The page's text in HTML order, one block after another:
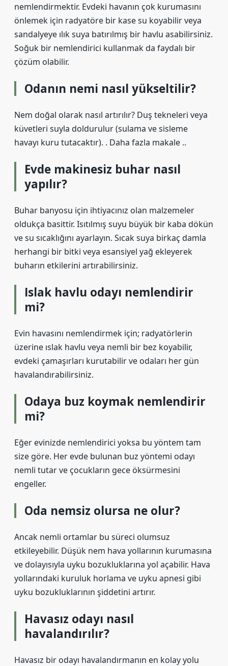
nemlendirmektir. Evdeki havanın çok kurumasını
önlemek için radyatöre bir kase su koyabilir veya
sandalyeye ılık suya batırılmış bir havlu asabilirsiniz.
Soğuk bir nemlendirici kullanmak da faydalı bir
çözüm olabilir.
Odanın nemi nasıl yükseltilir?
Nem doğal olarak nasıl artırılır? Duş tekneleri veya
küvetleri suyla doldurulur (sulama ve sisleme
havayı kuru tutacaktır). . Daha fazla makale ..
Evde makinesiz buhar nasıl
yapılır?
Buhar banyosu için ihtiyacınız olan malzemeler
oldukça basittir. Isıtılmış suyu büyük bir kaba dökün
ve su sıcaklığını ayarlayın. Sıcak suya birkaç damla
herhangi bir bitki veya esansiyel yağ ekleyerek
buharın etkilerini artırabilirsiniz.
Islak havlu odayı nemlendirir
mi?
Evin havasını nemlendirmek için; radyatörlerin
üzerine ıslak havlu veya nemli bir bez koyabilir,
evdeki çamaşırları kurutabilir ve odaları her gün
havalandırabilirsiniz.
Odaya buz koymak nemlendirir
mi?
Eğer evinizde nemlendirici yoksa bu yöntem tam
size göre. Her evde bulunan buz yöntemi odayı
nemli tutar ve çocukların gece öksürmesini
engeller.
Oda nemsiz olursa ne olur?
Ancak nemli ortamlar bu süreci olumsuz
etkileyebilir. Düşük nem hava yollarının kurumasına
ve dolayısıyla uyku bozukluklarına yol açabilir. Hava
yollarındaki kuruluk horlama ve uyku apnesi gibi
uyku bozukluklarının şiddetini artırır.
Havasız odayı nasıl
havalandırılır?
Havasız bir odayı havalandırmanın en kolay yolu